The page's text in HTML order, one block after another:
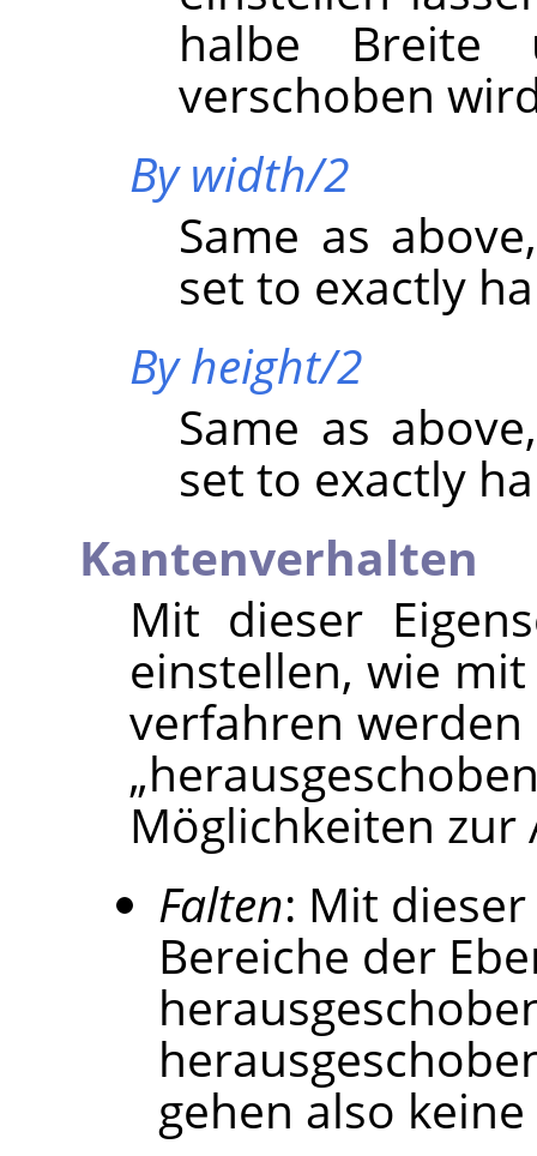
halbe Breite
verschoben
By width/2
Same as
set to exactly
By height/2
Same as
set to exactly
Kantenverhalten
Mit dieser
einstellen, wie
verfahren
„
Möglichkeiten zur
Falten: Mit
Bereiche der
gehen also